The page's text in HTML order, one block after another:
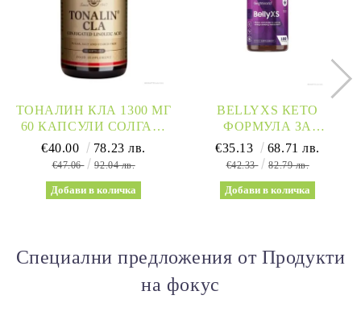
ТОНАЛИН КЛА 1300 МГ
60 КАПСУЛИ СОЛГАР |
TONALIN CLA SOLGAR
€40.00 78.23 лв.
€47.06 92.04 лв.
BELLYXS КЕТО
ФОРМУЛА ЗА
ОТСЛАБВАНЕ Х 180
КАПСУЛИ WEIGHT
€35.13 68.71 лв.
€42.33 82.79 лв.
Специални предложения от Продукти
на фокус